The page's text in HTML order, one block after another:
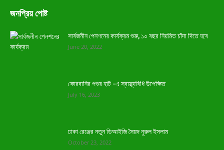
জনপ্রিয় পোষ্ট
সার্বজনীন পেনশনের কার্যক্রম শুরু, ১০ বছর নিয়মিত চাঁদা দিতে হবে
June 20, 2022
কোরবানির পশুর হাট -এ স্বাস্থ্যবিধি উপেক্ষিত
July 16, 2023
ঢাকা রেঞ্জের নতুন ডিআইজি সৈয়দ নুরুল ইসলাম
October 23, 2022